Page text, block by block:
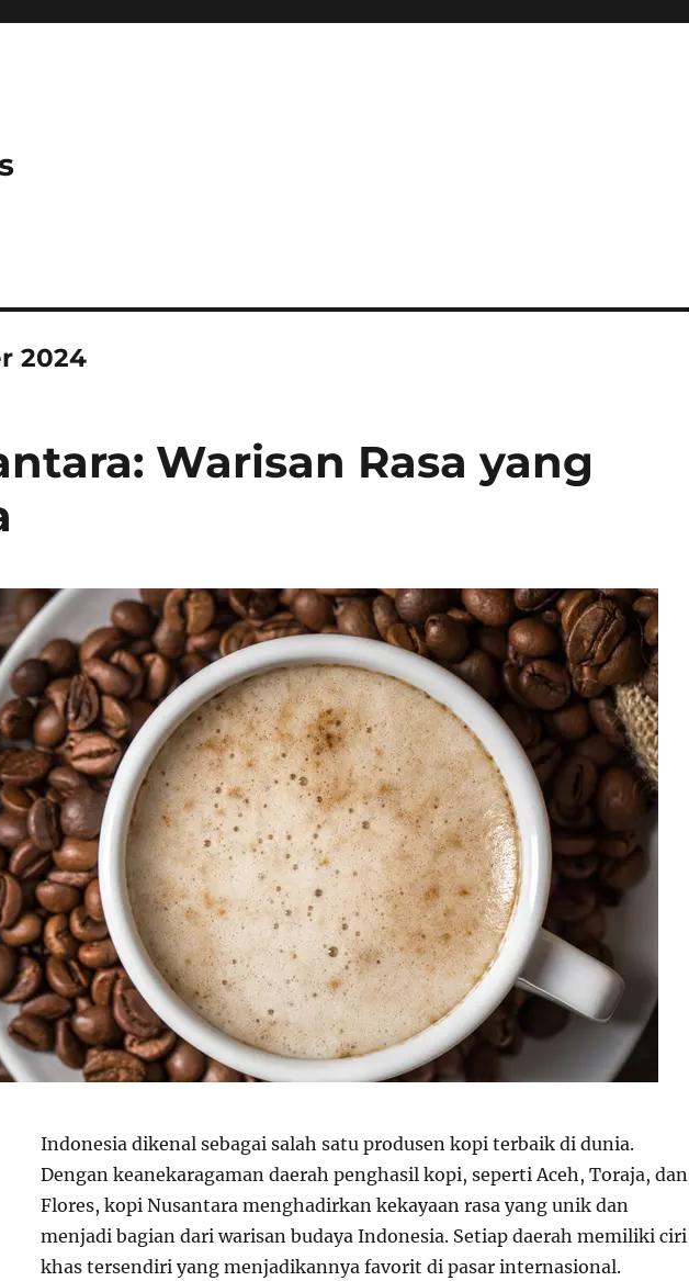
2024
Warisan Rasa yang
Indonesia dikenal sebagai salah satu produsen kopi terbaik di dunia.
Dengan keanekaragaman daerah penghasil kopi, seperti Aceh, Toraja, dan
Flores, kopi Nusantara menghadirkan kekayaan rasa yang unik dan
menjadi bagian dari warisan budaya Indonesia. Setiap daerah memiliki ciri
khas tersendiri yang menjadikannya favorit di pasar internasional.